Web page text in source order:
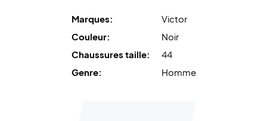
Marques:
Victor
Couleur:
Noir
Chaussures taille:
44
Genre:
Homme